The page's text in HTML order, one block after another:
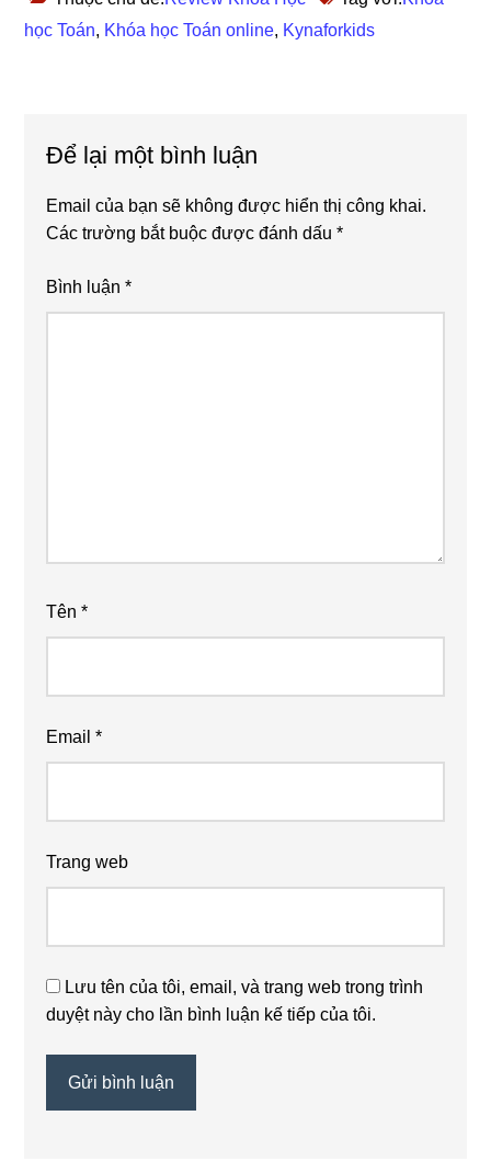
học Toán, Khóa học Toán online, Kynaforkids
Interactions
Để lại một bình luận
Email của bạn sẽ không được hiển thị công khai.
Các trường bắt buộc được đánh dấu*
Bình luận*
Tên*
Email*
Trang web
Lưu tên của tôi, email, và trang web trong trình
duyệt này cho lần bình luận kế tiếp của tôi.